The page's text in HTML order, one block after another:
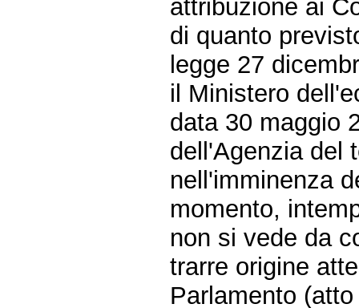
attribuzione ai
di quanto
legge 27
il Ministero
data 30 maggio
dell'Agenzia del
nell'imminenza
momento,
non si vede da
trarre origine
Parlamento